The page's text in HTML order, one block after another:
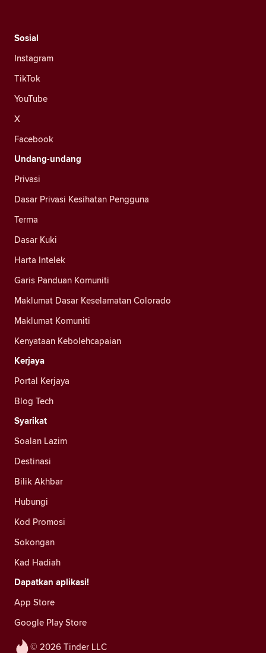
© 2026 Tinder LLC
Sosial
Instagram
TikTok
YouTube
X
Facebook
Undang-undang
Privasi
Dasar Privasi Kesihatan Pengguna
Terma
Dasar Kuki
Harta Intelek
Garis Panduan Komuniti
Maklumat Dasar Keselamatan Colorado
Maklumat Komuniti
Kenyataan Kebolehcapaian
Kerjaya
Portal Kerjaya
Blog Tech
Syarikat
Soalan Lazim
Destinasi
Bilik Akhbar
Hubungi
Kod Promosi
Sokongan
Kad Hadiah
Dapatkan aplikasi!
App Store
Google Play Store